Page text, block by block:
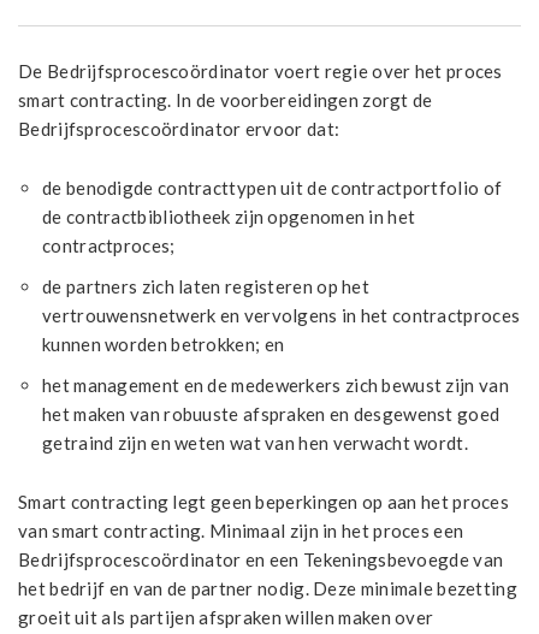
De Bedrijfsprocescoördinator voert regie over het proces
smart contracting. In de voorbereidingen zorgt de
Bedrijfsprocescoördinator ervoor dat:
de benodigde contracttypen uit de contractportfolio of
de contractbibliotheek zijn opgenomen in het
contractproces;
de partners zich laten registeren op het
vertrouwensnetwerk en vervolgens in het contractproces
kunnen worden betrokken; en
het management en de medewerkers zich bewust zijn van
het maken van robuuste afspraken en desgewenst goed
getraind zijn en weten wat van hen verwacht wordt.
Smart contracting legt geen beperkingen op aan het proces
van smart contracting. Minimaal zijn in het proces een
Bedrijfsprocescoördinator en een Tekeningsbevoegde van
het bedrijf en van de partner nodig. Deze minimale bezetting
groeit uit als partijen afspraken willen maken over